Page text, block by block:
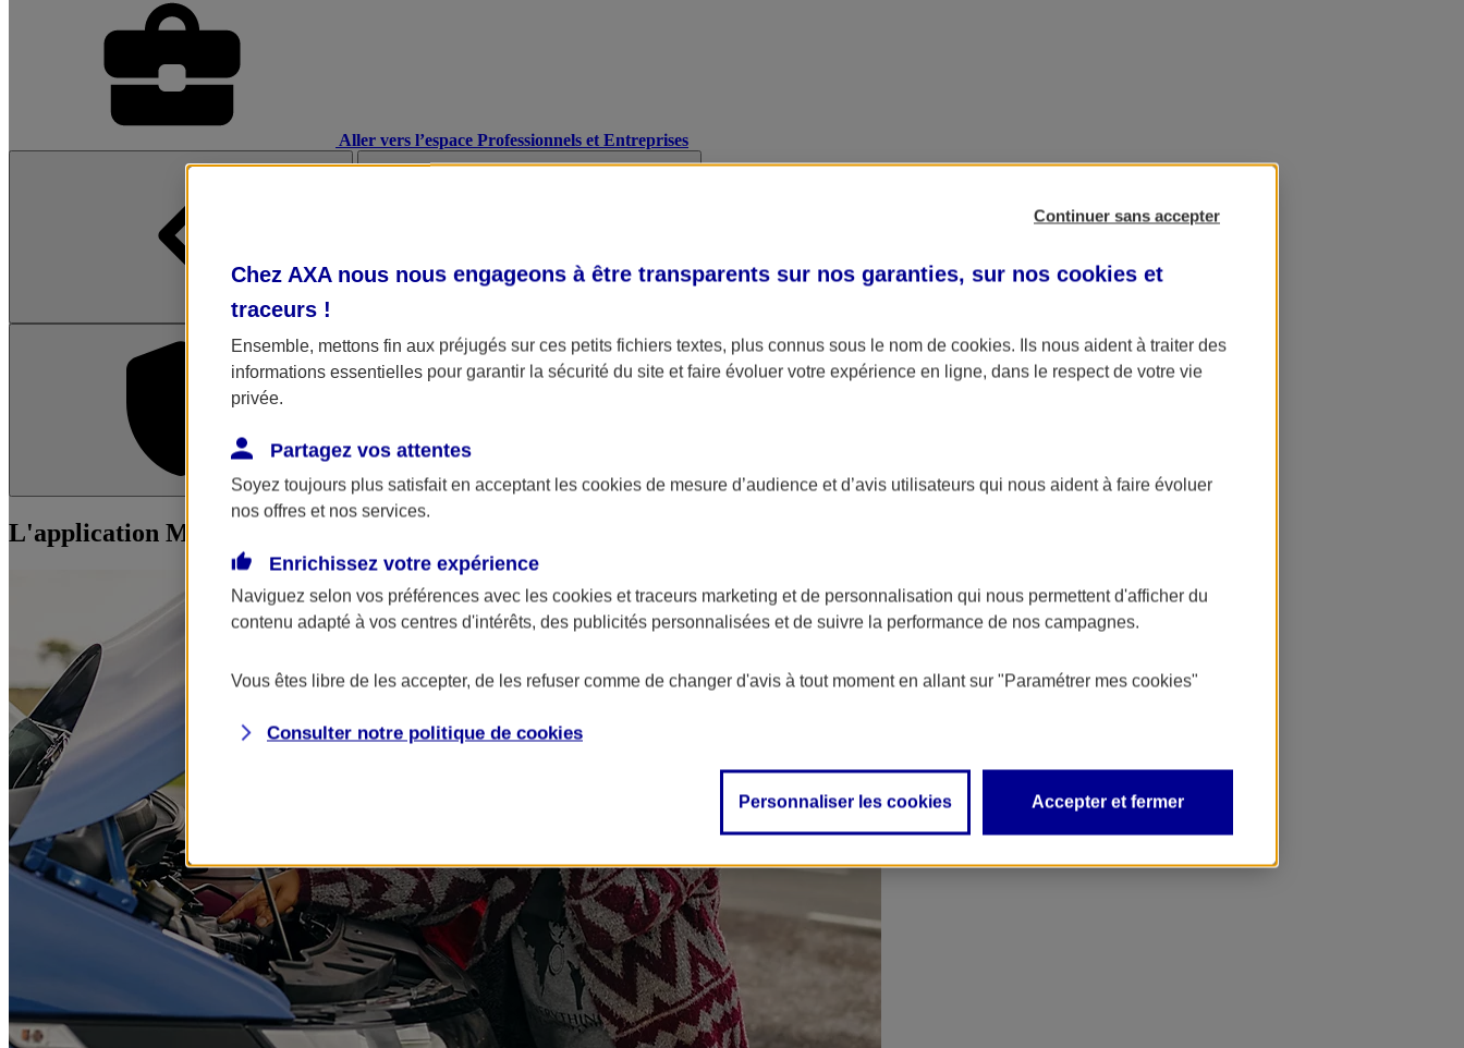
Aller vers l’espace Professionnels et Entreprises
L'application Mon AXA Assurance L'application AXA Banque
L'application Mon AXA Assurance, tous vos contrats en poche !
Continuer sans accepter
Chez AXA nous nous engageons à être transparents sur nos garanties, sur nos cookies et
traceurs !
Ensemble, mettons fin aux préjugés sur ces petits fichiers textes, plus connus sous le nom de cookies. Ils nous aident à traiter des
informations essentielles pour garantir la sécurité du site et faire évoluer votre expérience en ligne, dans le respect de votre vie
privée.
Partagez vos attentes
Soyez toujours plus satisfait en acceptant les cookies de mesure d’audience et d’avis utilisateurs qui nous aident à faire évoluer
nos offres et nos services.
Enrichissez votre expérience
Naviguez selon vos préférences avec les cookies et traceurs marketing et de personnalisation qui nous permettent d'afficher du
contenu adapté à vos centres d'intérêts, des publicités personnalisées et de suivre la performance de nos campagnes.
Vous êtes libre de les accepter, de les refuser comme de changer d'avis à tout moment en allant sur "Paramétrer mes cookies"
Consulter notre politique de cookies
Personnaliser les cookies Accepter et fermer